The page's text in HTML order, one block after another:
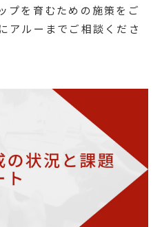
プを育むための施策をご
アルーまでご相談くださ